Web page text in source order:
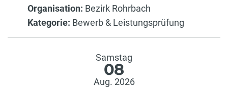
Organisation: Bezirk Rohrbach
Kategorie: Bewerb & Leistungsprüfung
Samstag
08
Aug. 2026